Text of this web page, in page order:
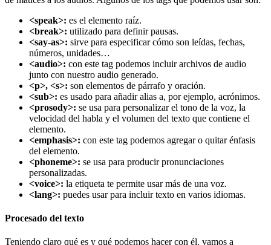
<speak>: es el elemento raíz.
<break>: utilizado para definir pausas.
<say-as>: sirve para especificar cómo son leídas, fechas,
números, unidades…
<audio>: con este tag podemos incluir archivos de audio
junto con nuestro audio generado.
<p>, <s>: son elementos de párrafo y oración.
<sub>: es usado para añadir alias a, por ejemplo, acrónimos.
<prosody>: se usa para personalizar el tono de la voz, la
velocidad del habla y el volumen del texto que contiene el
elemento.
<emphasis>: con este tag podemos agregar o quitar énfasis
del elemento.
<phoneme>: se usa para producir pronunciaciones
personalizadas.
<voice>: la etiqueta te permite usar más de una voz.
<lang>: puedes usarpara incluir texto en varios idiomas.
Procesado del texto
Teniendo claro qué es y qué podemos hacer con él, vamos a